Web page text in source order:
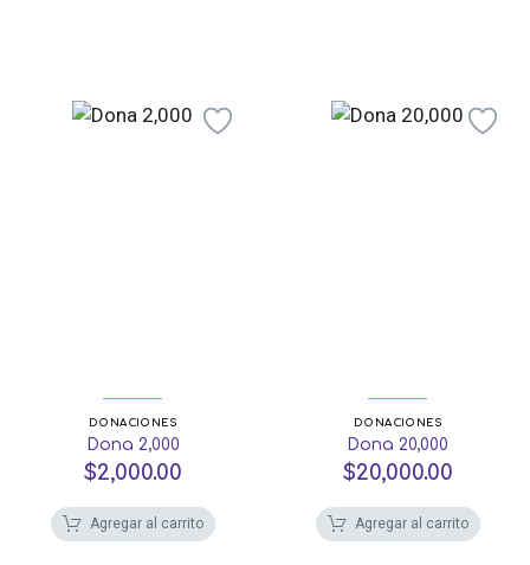
DONACIONES
Dona 2,000
$2,000.00
Agregar al carrito
DONACIONES
Dona 20,000
$20,000.00
Agregar al carrito